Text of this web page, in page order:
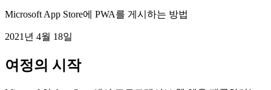
Microsoft App Store의 PWA
2021년 4월 18일